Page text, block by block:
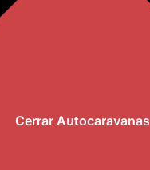
Cerrar Autocaravanas